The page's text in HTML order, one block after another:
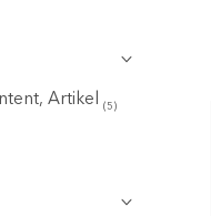
Artikel (5)